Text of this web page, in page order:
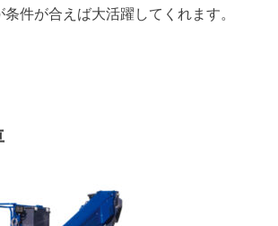
件が合えば大活躍してくれます。